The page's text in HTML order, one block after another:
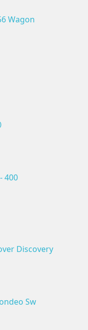
Wagon
400
Discovery
Sw